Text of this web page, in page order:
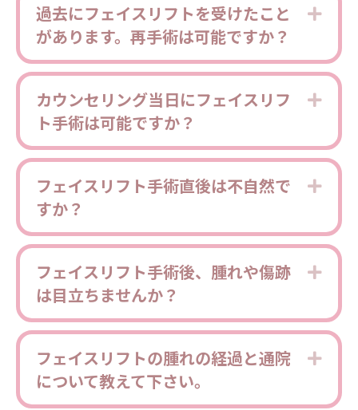
過去にフェイスリフトを受けたこと
があります。再手術は可能ですか？
カウンセリング当日にフェイスリフ
ト手術は可能ですか？
フェイスリフト手術直後は不自然で
すか？
フェイスリフト手術後、腫れや傷跡
は目立ちませんか？
フェイスリフトの腫れの経過と通院
について教えて下さい。